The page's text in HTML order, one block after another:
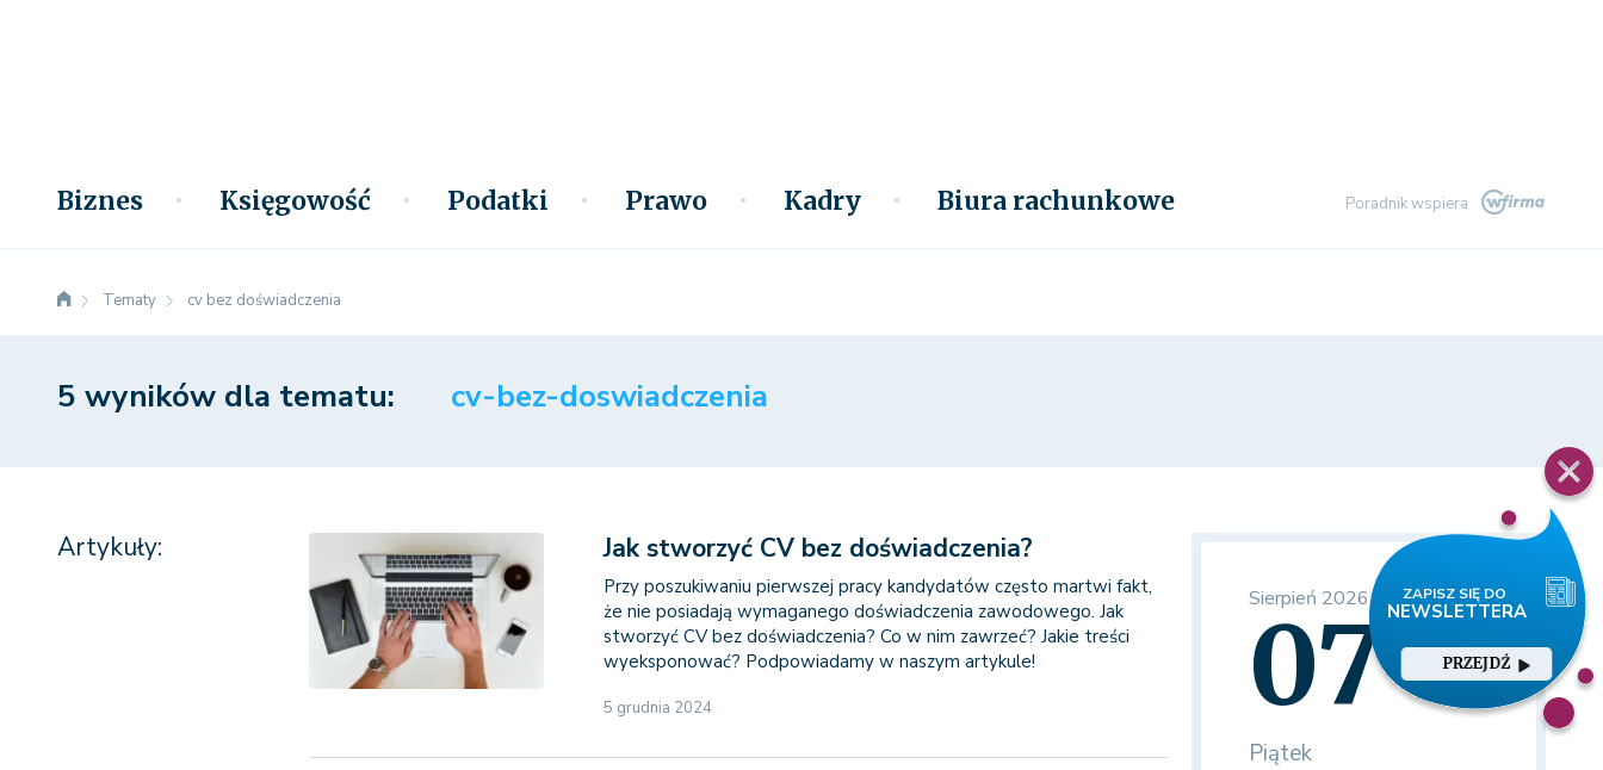
Biznes Księgowość Podatki Prawo Kadry Biura rachunkowe Poradnik wspiera
PRZEJDŹ
Tematy cv bez doświadczenia
5 wyników dla tematu: cv-bez-doswiadczenia
Artykuły: Jak stworzyć CV bez doświadczenia?
Przy poszukiwaniu pierwszej pracy kandydatów często martwi fakt,
że nie posiadają wymaganego doświadczenia zawodowego. Jak
stworzyć CV bez doświadczenia? Co w nim zawrzeć? Jakie treści
wyeksponować? Podpowiadamy w naszym artykule!
5 grudnia 2024
Sierpień 2026
07
Piątek